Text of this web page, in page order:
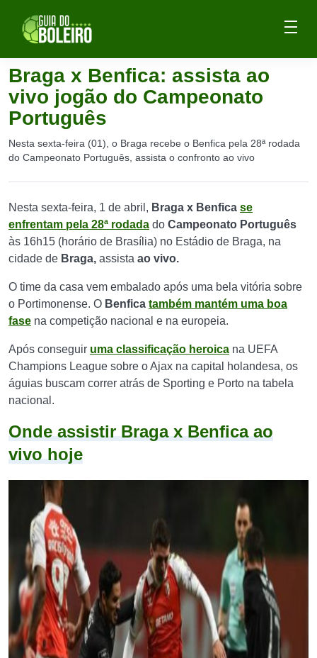
Braga x Benfica: assista ao
vivo jogão do Campeonato
Português
Nesta sexta-feira (01), o Braga recebe o Benfica pela 28ª rodada
do Campeonato Português, assista o confronto ao vivo
Nesta sexta-feira, 1 de abril, Braga x Benfica se
enfrentam pela 28ª rodada do Campeonato Português
às 16h15 (horário de Brasília) no Estádio de Braga, na
cidade de Braga, assista ao vivo.
O time da casa vem embalado após uma bela vitória sobre
o Portimonense. O Benfica também mantém uma boa
fase na competição nacional e na europeia.
Após conseguir uma classificação heroica na UEFA
Champions League sobre o Ajax na capital holandesa, os
águias buscam correr atrás de Sporting e Porto na tabela
nacional.
Onde assistir Braga x Benfica ao
vivo hoje